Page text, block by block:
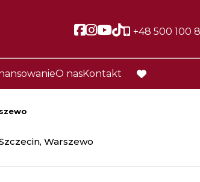
Social link
Social link
Social link
Social link
+48 500 100
O nasKontakt
favorite
Warszewo